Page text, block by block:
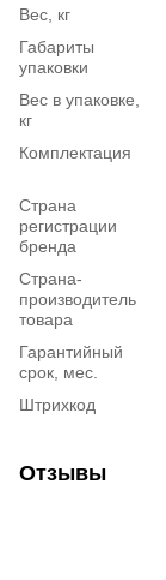
Вес, кг
Габариты
упаковки
Вес в упаковке,
кг
Комплектация
Страна
регистрации
бренда
Страна-
производитель
товара
Гарантийный
срок, мес.
Штрихкод
Отзывы